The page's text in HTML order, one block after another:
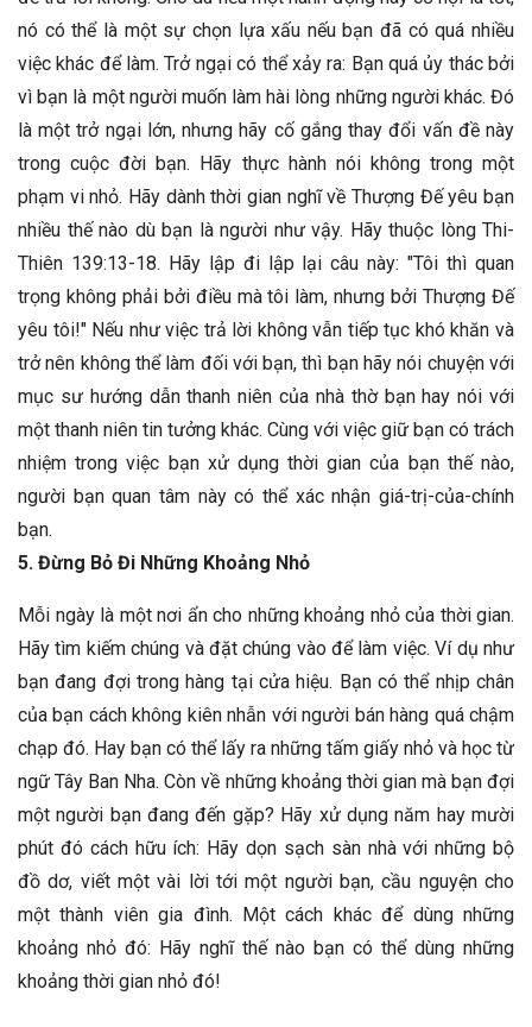
nó có thể là một sự chọn lựa xấu nếu bạn đã có quá nhiều
việc khác để làm. Trở ngại có thể xảy ra: Bạn quá ủy thác bởi
vì bạn là một người muốn làm hài lòng những người khác. Đó
là một trở ngại lớn, nhưng hãy cố gắng thay đổi vấn đề này
trong cuộc đời bạn. Hãy thực hành nói không trong một
phạm vi nhỏ. Hãy dành thời gian nghĩ về Thượng Đế yêu bạn
nhiều thế nào dù bạn là người như vậy. Hãy thuộc lòng Thi-
Thiên 139:13-18. Hãy lập đi lập lại câu này: "Tôi thì quan
trọng không phải bởi điều mà tôi làm, nhưng bởi Thượng Đế
yêu tôi!" Nếu như việc trả lời không vẫn tiếp tục khó khăn và
trở nên không thể làm đối với bạn, thì bạn hãy nói chuyện với
mục sư hướng dẫn thanh niên của nhà thờ bạn hay nói với
một thanh niên tin tưởng khác. Cùng với việc giữ bạn có trách
nhiệm trong việc bạn xử dụng thời gian của bạn thế nào,
người bạn quan tâm này có thể xác nhận giá-trị-của-chính
bạn.
5. Đừng Bỏ Đi Những Khoảng Nhỏ
Mỗi ngày là một nơi ẩn cho những khoảng nhỏ của thời gian.
Hãy tìm kiếm chúng và đặt chúng vào để làm việc. Ví dụ như
bạn đang đợi trong hàng tại cửa hiệu. Bạn có thể nhịp chân
của bạn cách không kiên nhẫn với người bán hàng quá chậm
chạp đó. Hay bạn có thể lấy ra những tấm giấy nhỏ và học từ
ngữ Tây Ban Nha. Còn về những khoảng thời gian mà bạn đợi
một người bạn đang đến gặp? Hãy xử dụng năm hay mười
phút đó cách hữu ích: Hãy dọn sạch sàn nhà với những bộ
đồ dơ, viết một vài lời tới một người bạn, cầu nguyện cho
một thành viên gia đình. Một cách khác để dùng những
khoảng nhỏ đó: Hãy nghĩ thế nào bạn có thể dùng những
khoảng thời gian nhỏ đó!